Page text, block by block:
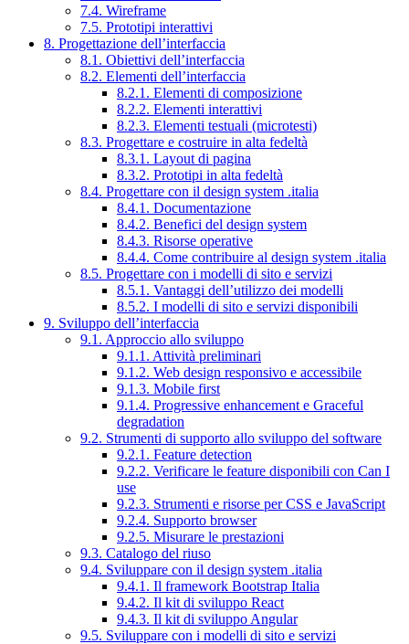
7.4. Wireframe
7.5. Prototipi interattivi
8. Progettazione dell’interfaccia
8.1. Obiettivi dell’interfaccia
8.2. Elementi dell’interfaccia
8.2.1. Elementi di composizione
8.2.2. Elementi interattivi
8.2.3. Elementi testuali (microtesti)
8.3. Progettare e costruire in alta fedeltà
8.3.1. Layout di pagina
8.3.2. Prototipi in alta fedeltà
8.4. Progettare con il design system .italia
8.4.1. Documentazione
8.4.2. Benefici del design system
8.4.3. Risorse operative
8.4.4. Come contribuire al design system .italia
8.5. Progettare con i modelli di sito e servizi
8.5.1. Vantaggi dell’utilizzo dei modelli
8.5.2. I modelli di sito e servizi disponibili
9. Sviluppo dell’interfaccia
9.1. Approccio allo sviluppo
9.1.1. Attività preliminari
9.1.2. Web design responsivo e accessibile
9.1.3. Mobile first
9.1.4. Progressive enhancement e Graceful
degradation
9.2. Strumenti di supporto allo sviluppo del software
9.2.1. Feature detection
9.2.2. Verificare le feature disponibili con Can I
use
9.2.3. Strumenti e risorse per CSS e JavaScript
9.2.4. Supporto browser
9.2.5. Misurare le prestazioni
9.3. Catalogo del riuso
9.4. Sviluppare con il design system .italia
9.4.1. Il framework Bootstrap Italia
9.4.2. Il kit di sviluppo React
9.4.3. Il kit di sviluppo Angular
9.5. Sviluppare con i modelli di sito e servizi